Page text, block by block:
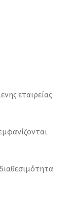
εταιρείας